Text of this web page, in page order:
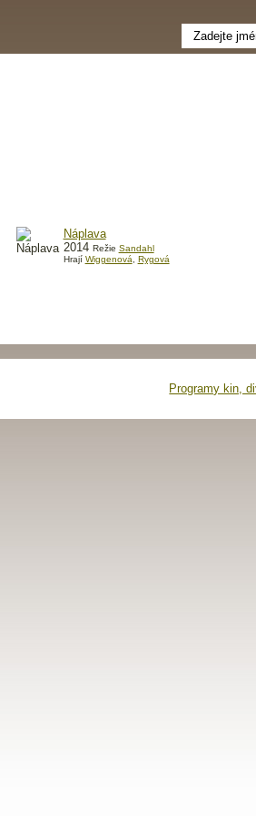
Náplava
2014 Režie Sandahl
Hrají Wiggenová Rygová
Programy kin,